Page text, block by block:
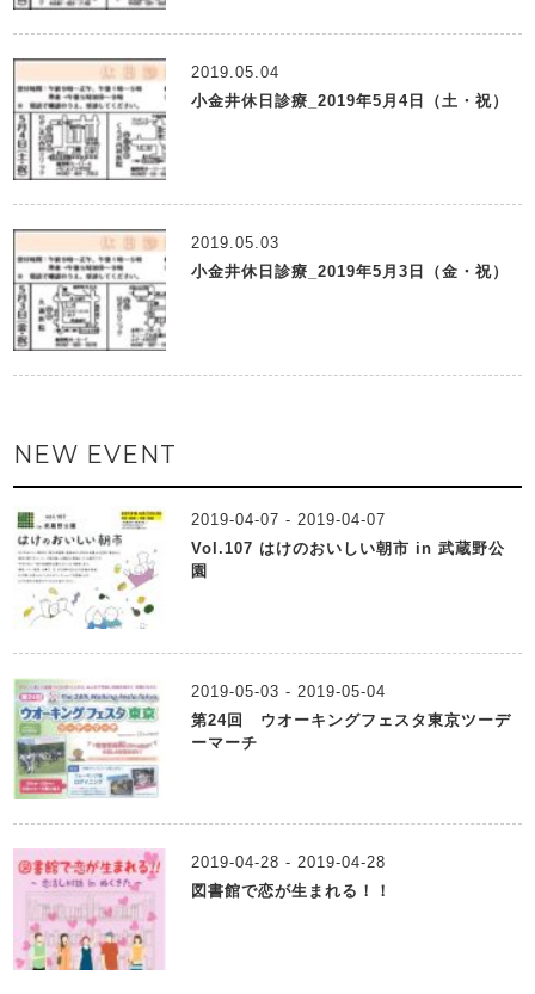
2019.05.04
小金井休日診療_2019年5月4日（土・祝）
2019.05.03
小金井休日診療_2019年5月3日（金・祝）
NEW EVENT
2019-04-07 - 2019-04-07
Vol.107 はけのおいしい朝市 in 武蔵野公
園
2019-05-03 - 2019-05-04
第24回 ウオーキングフェスタ東京ツーデ
ーマーチ
2019-04-28 - 2019-04-28
図書館で恋が生まれる！！